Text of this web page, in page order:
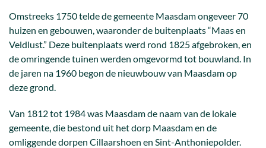
Omstreeks 1750 telde de gemeente Maasdam ongeveer 70
huizen en gebouwen, waaronder de buitenplaats “Maas en
Veldlust.” Deze buitenplaats werd rond 1825 afgebroken, en
de omringende tuinen werden omgevormd tot bouwland. In
de jaren na 1960 begon de nieuwbouw van Maasdam op
deze grond.
Van 1812 tot 1984 was Maasdam de naam van de lokale
gemeente, die bestond uit het dorp Maasdam en de
omliggende dorpen Cillaarshoen en Sint-Anthoniepolder.